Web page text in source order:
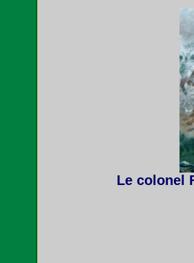
Le colonel